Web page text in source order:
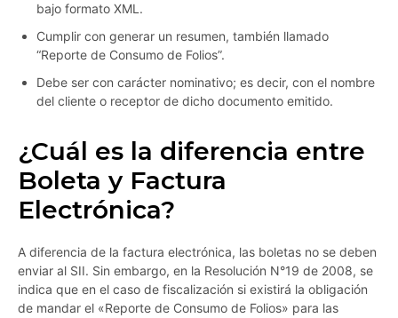
bajo formato XML.
Cumplir con generar un resumen, también llamado
“Reporte de Consumo de Folios”.
Debe ser con carácter nominativo; es decir, con el nombre
del cliente o receptor de dicho documento emitido.
¿Cuál es la diferencia entre
Boleta y Factura
Electrónica?
A diferencia de la factura electrónica, las boletas no se deben
enviar al SII. Sin embargo, en la Resolución N°19 de 2008, se
indica que en el caso de fiscalización si existirá la obligación
de mandar el «Reporte de Consumo de Folios» para las